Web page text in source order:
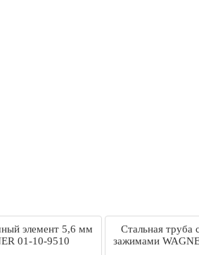
элемент 5,6 мм
01-10-9510
Стальная труба
зажимами